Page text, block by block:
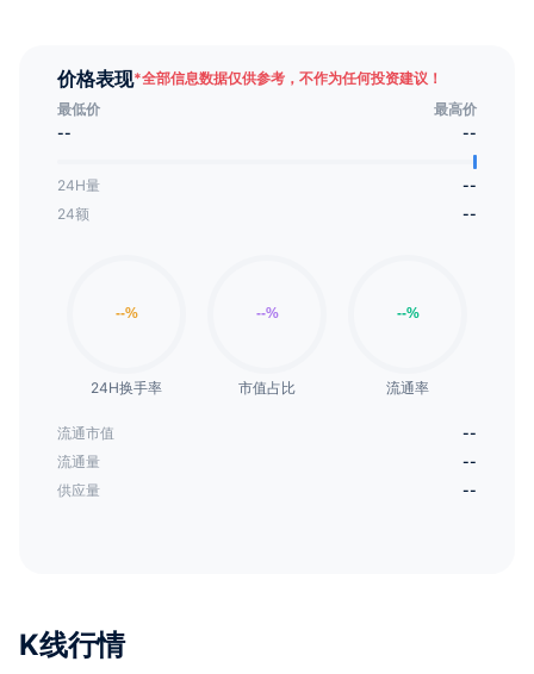
价格表现*全部信息数据仅供参考，不作为任何投资建议！
最低价
最高价
--
--
24H量
--
24额
--
24H换手率 市值占比 流通率
流通市值
--
流通量
--
供应量
--
K线行情